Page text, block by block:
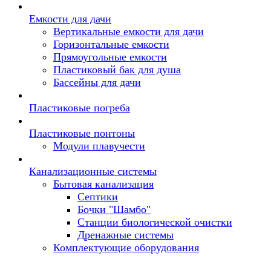
Емкости для дачи
Вертикальные емкости для дачи
Горизонтальные емкости
Прямоугольные емкости
Пластиковый бак для душа
Бассейны для дачи
Пластиковые погреба
Пластиковые понтоны
Модули плавучести
Канализационные системы
Бытовая канализация
Септики
Бочки "Шамбо"
Станции биологической очистки
Дренажные системы
Комплектующие оборудования